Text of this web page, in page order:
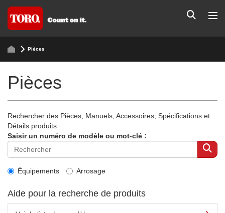
Pièces
Pièces
Rechercher des Pièces, Manuels, Accessoires, Spécifications et
Détails produits
Saisir un numéro de modèle ou mot-clé :
Équipements Arrosage
Aide pour la recherche de produits